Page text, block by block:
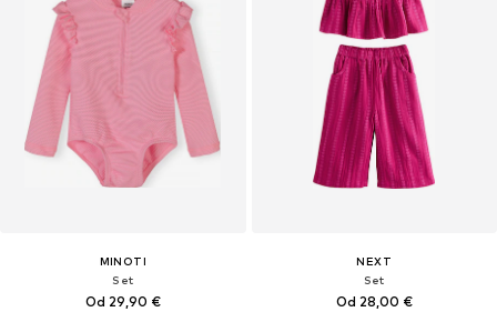
MINOTI
Set
Od 29,90 €
NEXT
Set
Od 28,00 €